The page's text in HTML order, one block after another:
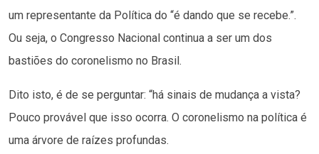
um representante da Política do “é dando que se recebe.”.
Ou seja, o Congresso Nacional continua a ser um dos
bastiões do coronelismo no Brasil.
Dito isto, é de se perguntar: “há sinais de mudança a vista?
Pouco provável que isso ocorra. O coronelismo na política é
uma árvore de raízes profundas.